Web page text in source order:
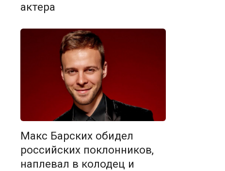
актера
Макс Барских обидел
российских поклонников,
наплевал в колодец и